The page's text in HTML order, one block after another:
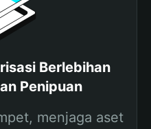
Berlebihan
Penipuan
menjaga aset